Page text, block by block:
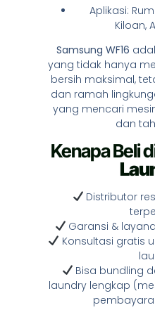
Aplikasi:
Kiloan,
Samsung WF16
yang tidak hanya
bersih maksimal,
dan ramah
yang mencari
dan
Kenapa Beli
Distributor
Garansi &
Konsultasi gratis
Bisa bundling
laundry lengkap